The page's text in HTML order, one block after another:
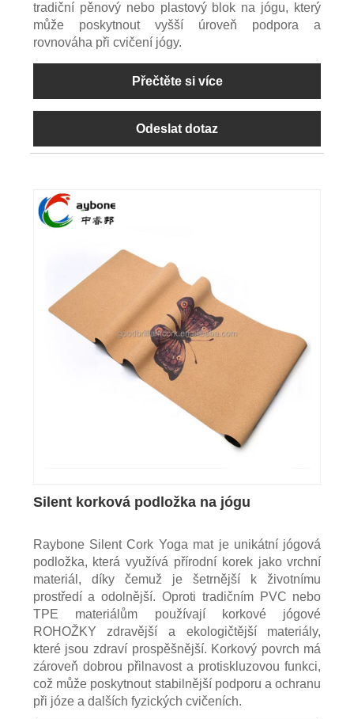
tradiční pěnový nebo plastový blok na jógu, který
může poskytnout vyšší úroveň podpora a
rovnováha při cvičení jógy.
Přečtěte si více
Odeslat dotaz
Silent korková podložka na jógu
Raybone Silent Cork Yoga mat je unikátní jógová
podložka, která využívá přírodní korek jako vrchní
materiál, díky čemuž je šetrnější k životnímu
prostředí a odolnější. Oproti tradičním PVC nebo
TPE materiálům používají korkové jógové
ROHOŽKY zdravější a ekologičtější materiály,
které jsou zdraví prospěšnější. Korkový povrch má
zároveň dobrou přilnavost a protiskluzovou funkci,
což může poskytnout stabilnější podporu a ochranu
při józe a dalších fyzických cvičeních.